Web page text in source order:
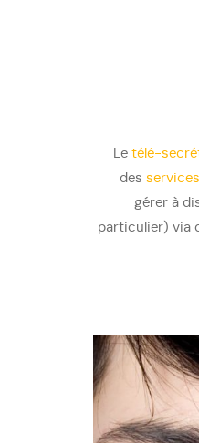
Le télé-
des
gérer à
particulier) via